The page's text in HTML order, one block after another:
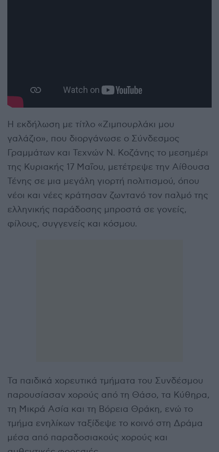
Η εκδήλωση με τίτλο «Ζιμπουρλάκι μου
γαλάζιο», που διοργάνωσε ο Σύνδεσμος
Γραμμάτων και Τεχνών Ν. Κοζάνης το μεσημέρι
της Κυριακής 17 Μαΐου, μετέτρεψε την Αίθουσα
Τένης σε μια μεγάλη γιορτή πολιτισμού, όπου
νέοι και νέες κράτησαν ζωντανό τον παλμό της
ελληνικής παράδοσης μπροστά σε γονείς,
φίλους, συγγενείς και κόσμου.
Τα παιδικά χορευτικά τμήματα του Συνδέσμου
παρουσίασαν χορούς από τη Θάσο, τα Κύθηρα,
τη Μικρά Ασία και τη Βόρεια Θράκη, ενώ το
τμήμα ενηλίκων ταξίδεψε το κοινό στη Δράμα
μέσα από παραδοσιακούς χορούς και